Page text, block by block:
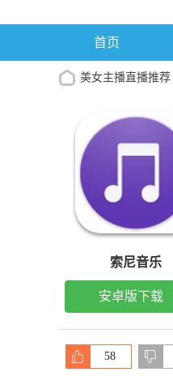
首页
美女主播直播推荐
索尼音乐
安卓版下载
58